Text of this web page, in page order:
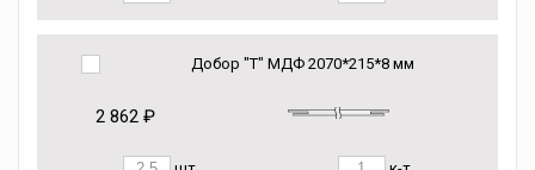
Добор "Т" МДФ 2070*215*8 мм
2 862 ₽